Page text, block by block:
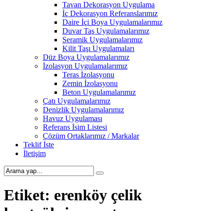
Tavan Dekorasyon Uygulama
İç Dekorasyon Referanslarımız
Daire İçi Boya Uygulamalarımız
Duvar Taş Uygulamalarımız
Seramik Uygulamalarımız
Kilit Taşı Uygulamaları
Düz Boya Uygulamalarımız
İzolasyon Uygulamalarımız
Teras İzolasyonu
Zemin İzolasyonu
Beton Uygulamalarımız
Çatı Uygulamalarımız
Denizlik Uygulamalarımız
Havuz Uygulaması
Referans İsim Listesi
Çözüm Ortaklarımız / Markalar
Teklif İste
İletişim
Etiket: erenköy çelik